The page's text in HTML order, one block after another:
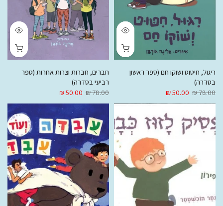
ריגול, חיטוט ושוקו חם (ספר ראשון
בסדרה)
78.00 ₪
50.00 ₪
חברים, חברות וצרות אחרות (ספר
רביעי בסדרה)
78.00 ₪
50.00 ₪